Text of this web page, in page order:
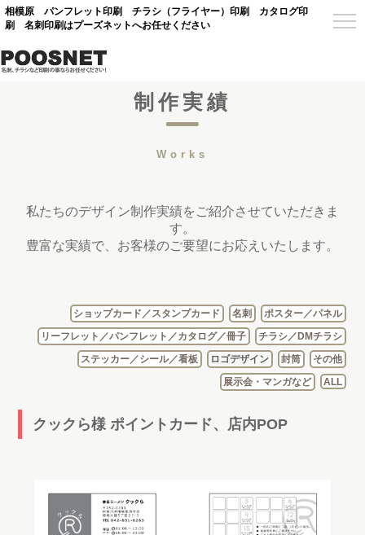
相模原 パンフレット印刷 チラシ（フライヤー）印刷 カタログ印
刷 名刺印刷はプーズネットへお任せください
制作実績
Works
私たちのデザイン制作実績をご紹介させていただきま
す。
豊富な実績で、お客様のご要望にお応えいたします。
ショップカード／スタンプカード 名刺
ポスター／パネル
リーフレット／パンフレット／カタログ／冊子
チラシ／DMチラシ
ステッカー／シール／看板
ロゴデザイン 封筒
その他
展示会・マンガなど
ALL
クックら様 ポイントカード、店内POP